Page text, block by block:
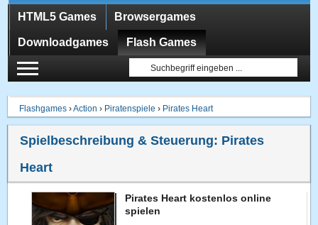
HTML5 Games Browsergames
Downloadgames Flash Games
Flashgames ›Action › Piratenspiele › Pirates Heart
Spielbeschreibung & Steuerung: Pirates
Heart
Pirates Heart kostenlos online
spielen